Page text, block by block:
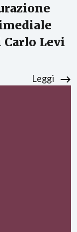
Carlo Levi
Leggi